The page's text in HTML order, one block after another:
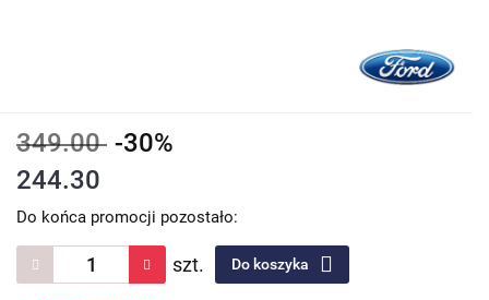
349.00 -30%
244.30
Do końca promocji pozostało:
szt. Do koszyka